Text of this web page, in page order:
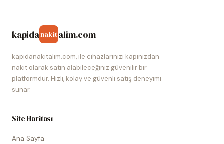
kapidanakitalim.com
kapidanakitalim.com, ile cihazlarınızı kapınızdan
nakit olarak satın alabileceğiniz güvenilir bir
platformdur. Hızlı, kolay ve güvenli satış deneyimi
sunar.
Site Haritası
Ana Sayfa